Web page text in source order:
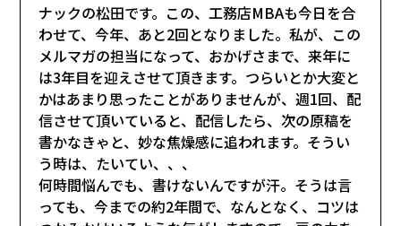
ナックの松田です。この、工務店MBAも今日を合
わせて、今年、あと2回となりました。私が、この
メルマガの担当になって、おかげさまで、来年に
は3年目を迎えさせて頂きます。つらいとか大変と
かはあまり思ったことがありませんが、週1回、配
信させて頂いていると、配信したら、次の原稿を
書かなきゃと、妙な焦燥感に追われます。そうい
う時は、たいてい、、、
何時間悩んでも、書けないんですが汗。そうは言
っても、今までの約2年間で、なんとなく、コツは